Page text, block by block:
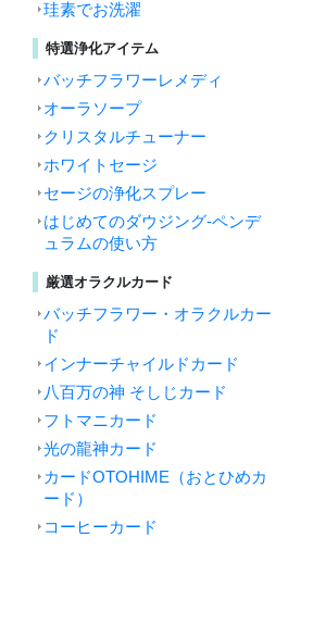
珪素でお洗濯
特選浄化アイテム
バッチフラワーレメディ
オーラソープ
クリスタルチューナー
ホワイトセージ
セージの浄化スプレー
はじめてのダウジング-ペンデ
ュラムの使い方
厳選オラクルカード
バッチフラワー・オラクルカー
ド
インナーチャイルドカード
八百万の神 そしじカード
フトマニカード
光の龍神カード
カードOTOHIME（おとひめカ
ード）
コーヒーカード